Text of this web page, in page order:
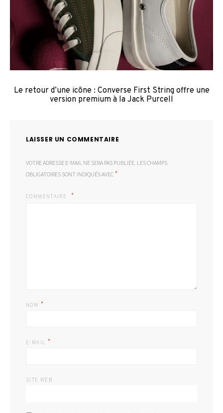
Le retour d’une icône : Converse First String offre une
version premium à la Jack Purcell
LAISSER UN COMMENTAIRE
VOTRE ADRESSE E-MAIL NE SERA PAS PUBLIÉE. LES CHAMPS
OBLIGATOIRES SONT INDIQUÉS AVEC *
COMMENTAIRE
NOM *
E-MAIL *
SITE WEB